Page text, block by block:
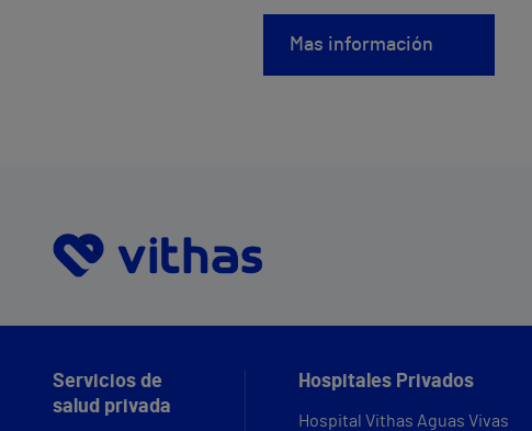
Mas información
Servicios de
salud privada
Hospitales Privados
Hospital Vithas Aguas Vivas